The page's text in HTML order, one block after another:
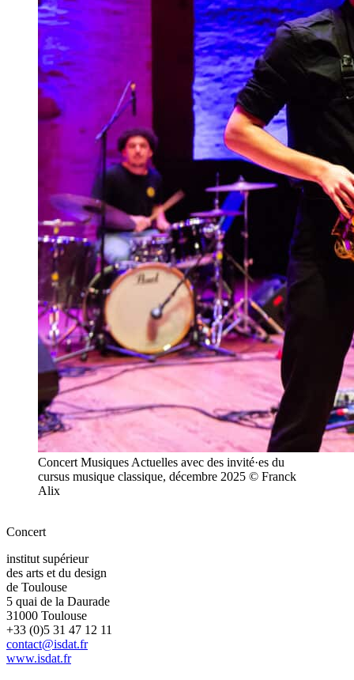
Concert Musiques Actuelles avec des invité·es du
cursus musique classique, décembre 2025 © Franck
Alix
Concert
institut supérieur
des arts et du design
de Toulouse
5 quai de la Daurade
31000 Toulouse
+33 (0)5 31 47 12 11
contact@isdat.fr
www.isdat.fr